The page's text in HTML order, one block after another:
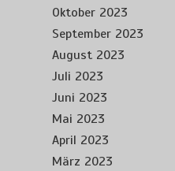
Oktober 2023
September 2023
August 2023
Juli 2023
Juni 2023
Mai 2023
April 2023
März 2023